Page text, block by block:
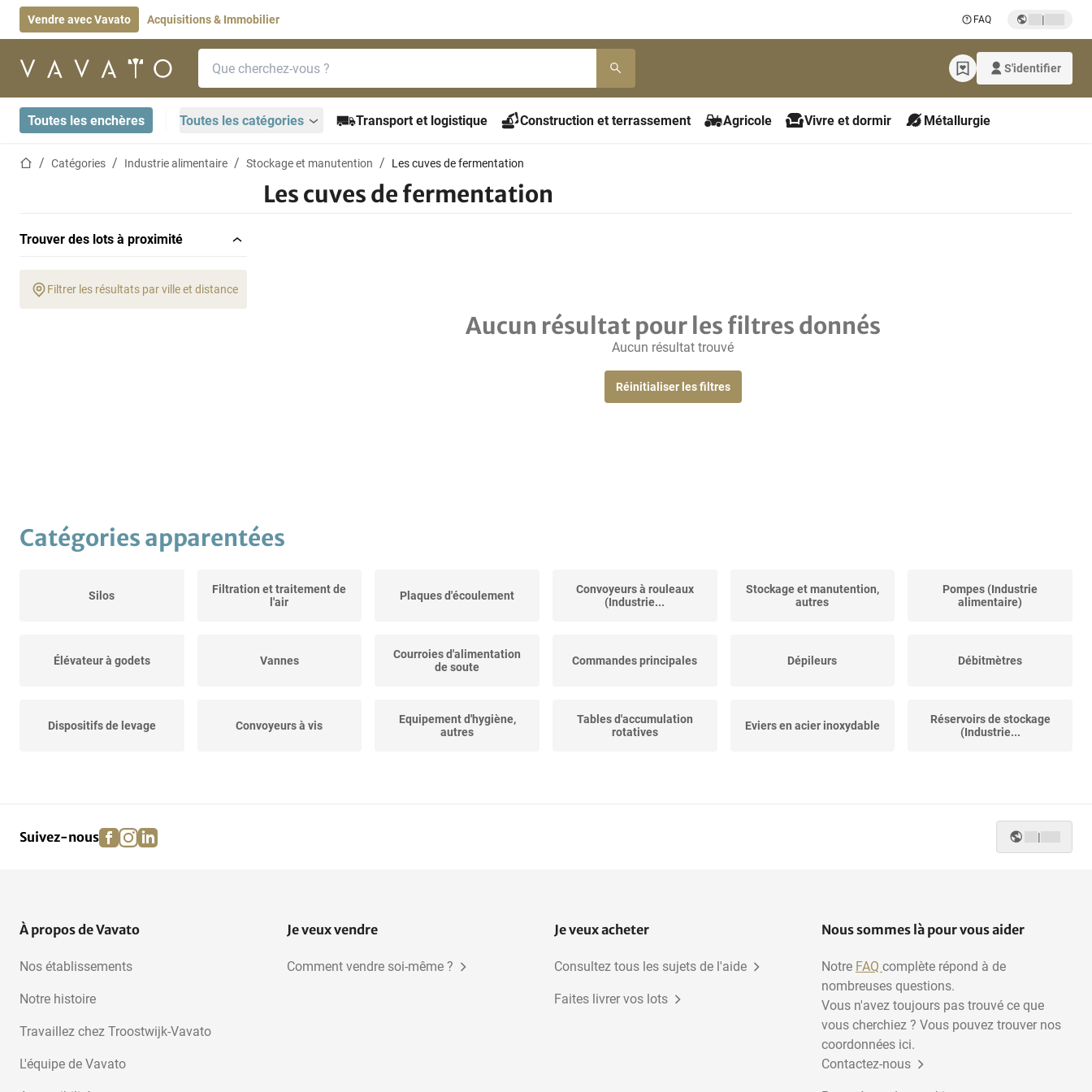
Vendre avec Vavato Acquisitions & Immobilier FAQ |
Page d'accueil S'identifier
Toutes les enchères Toutes les catégories Transport et logistique Construction et terrassement Agricole Vivre et dormir Métallurgie
Page d'accueil
Catégories Industrie alimentaire Stockage et manutention Les cuves de fermentation
Les cuves de fermentation
Trouver des lots à proximité
Filtrer les résultats par ville et distance
Aucun résultat pour les filtres donnés
Aucun résultat trouvé
Réinitialiser les filtres
Catégories apparentées
Silos
Filtration et traitement de
l'air
Plaques d'écoulement
Convoyeurs à rouleaux
(Industrie...
Stockage et manutention,
autres
Pompes (Industrie
alimentaire)
Élévateur à godets Vannes
Courroies d'alimentation
de soute
Commandes principales Dépileurs Débitmètres
Dispositifs de levage Convoyeurs à vis
Equipement d'hygiène,
autres
Tables d'accumulation
rotatives
Eviers en acier inoxydable
Réservoirs de stockage
(Industrie...
Suivez-nous facebook
instagram
linkedin |
À propos de Vavato
Nos établissements
Notre histoire
Travaillez chez Troostwijk-Vavato
L'équipe de Vavato
Je veux vendre
Comment vendre soi-même ?
Je veux acheter
Consultez tous les sujets de l'aide
Faites livrer vos lots
Nous sommes là pour vous aider
Notre FAQ complète répond à de
nombreuses questions.
Vous n'avez toujours pas trouvé ce que
vous cherchiez ? Vous pouvez trouver nos
coordonnées ici.
Contactez-nous